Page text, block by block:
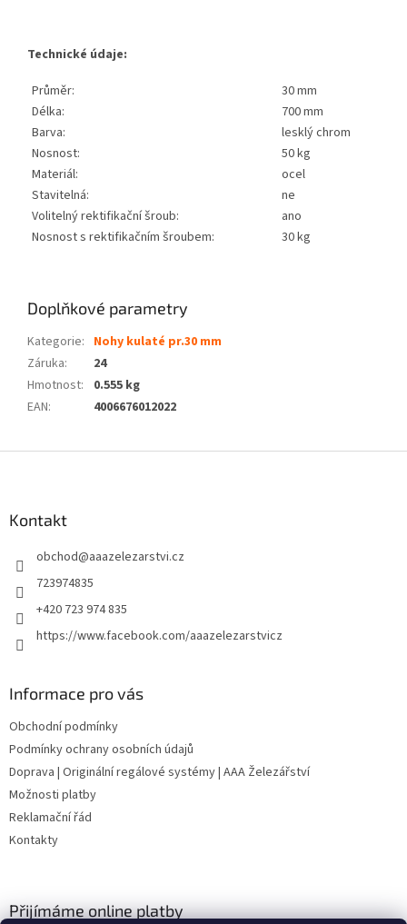
Technické údaje:
Průměr:
30 mm
Délka:
700 mm
Barva:
lesklý chrom
Nosnost:
50 kg
Materiál:
ocel
Stavitelná:
ne
Volitelný rektifikační šroub:
ano
Nosnost s rektifikačním šroubem:
30 kg
Doplňkové parametry
Kategorie: Nohy kulaté pr.30 mm
Záruka:
24
Hmotnost:
0.555 kg
EAN: 4006676012022
Kontakt
obchod@aaazelezarstvi.cz
723974835
+420 723 974 835
https://www.facebook.com/aaazelezarstvicz
Informace pro vás
Obchodní podmínky
Podmínky ochrany osobních údajů
Doprava | Originální regálové systémy | AAA Železářství
Možnosti platby
Reklamační řád
Kontakty
Přijímáme online platby